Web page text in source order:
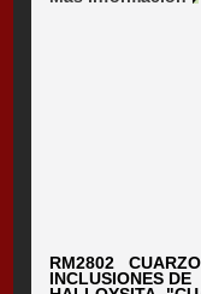
RM2802
INCLUSIONES DE